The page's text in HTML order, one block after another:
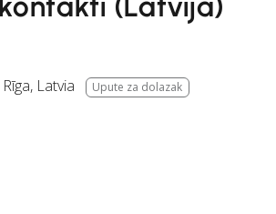
Rīga, Latvia Upute za dolazak